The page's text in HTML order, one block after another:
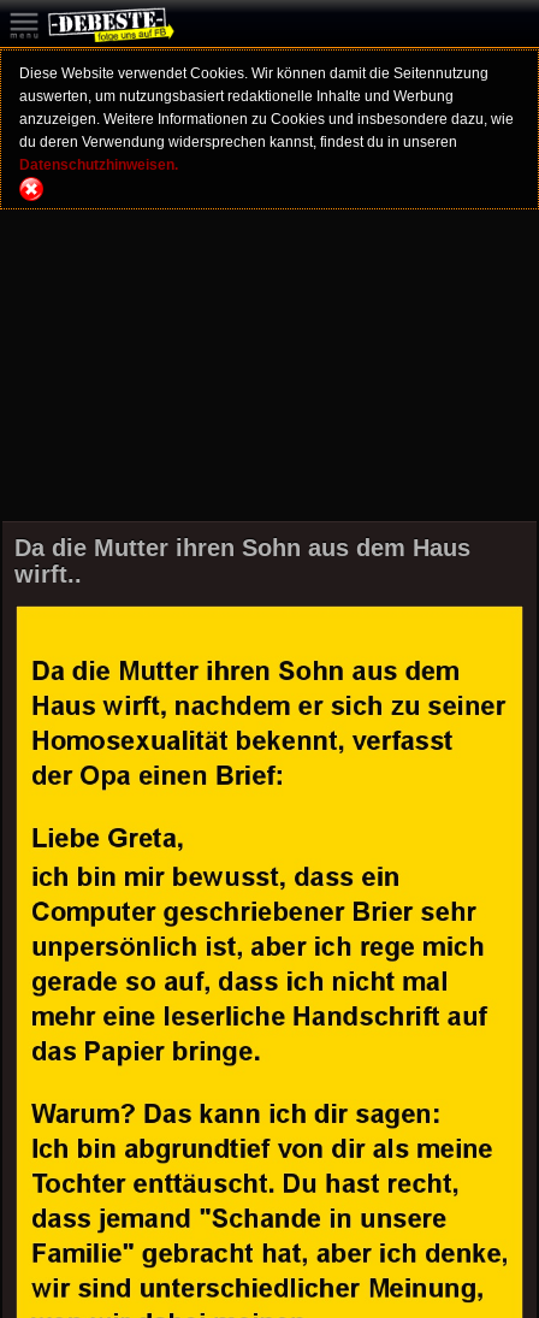
Diese Website verwendet Cookies. Wir können damit die Seitennutzung
auswerten, um nutzungsbasiert redaktionelle Inhalte und Werbung
anzuzeigen. Weitere Informationen zu Cookies und insbesondere dazu, wie
du deren Verwendung widersprechen kannst, findest du in unseren
Datenschutzhinweisen.
Da die Mutter ihren Sohn aus dem Haus
wirft..